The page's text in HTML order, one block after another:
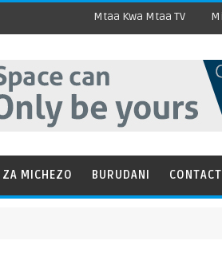
Mtaa Kwa Mtaa TV
ZA MICHEZO BURUDANI